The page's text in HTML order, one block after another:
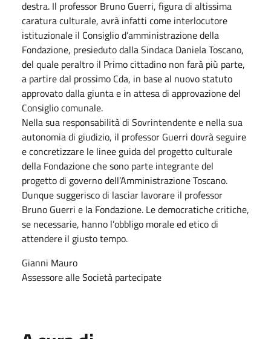
destra. Il professor Bruno Guerri, figura di altissima
caratura culturale, avrà infatti come interlocutore
istituzionale il Consiglio d’amministrazione della
Fondazione, presieduto dalla Sindaca Daniela Toscano,
del quale peraltro il Primo cittadino non farà più parte,
a partire dal prossimo Cda, in base al nuovo statuto
approvato dalla giunta e in attesa di approvazione del
Consiglio comunale.
Nella sua responsabilità di Sovrintendente e nella sua
autonomia di giudizio, il professor Guerri dovrà seguire
e concretizzare le linee guida del progetto culturale
della Fondazione che sono parte integrante del
progetto di governo dell’Amministrazione Toscano.
Dunque suggerisco di lasciar lavorare il professor
Bruno Guerri e la Fondazione. Le democratiche critiche,
se necessarie, hanno l’obbligo morale ed etico di
attendere il giusto tempo.
Gianni Mauro
Assessore alle Società partecipate